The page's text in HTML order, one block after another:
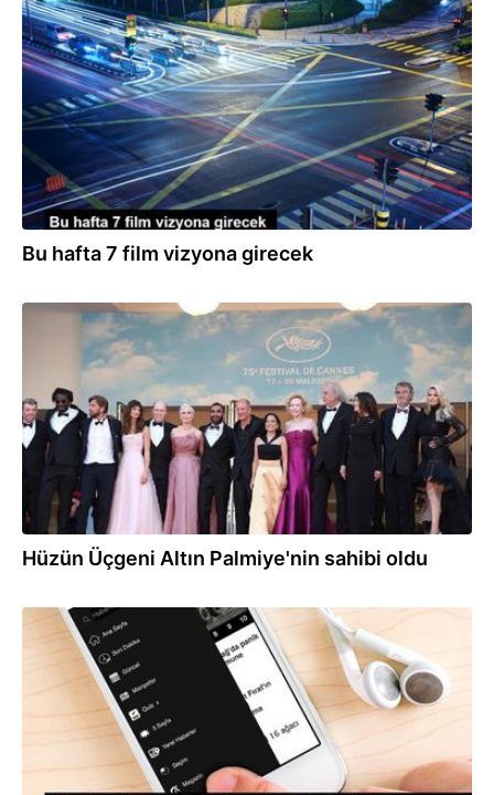
27.10.2022
Bu hafta 7 film vizyona girecek
29.05.2022
Hüzün Üçgeni Altın Palmiye'nin sahibi oldu
28.05.2022